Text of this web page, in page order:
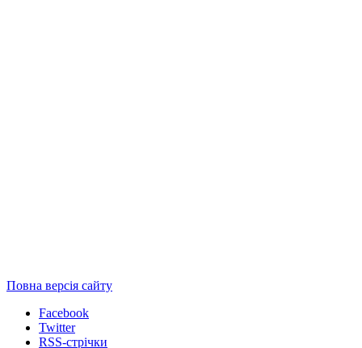
Повна версія сайту
Facebook
Twitter
RSS-стрічки